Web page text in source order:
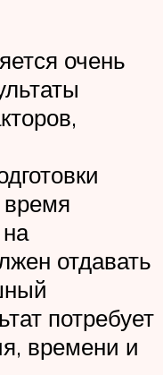
очень
отдавать
потребует
времени и